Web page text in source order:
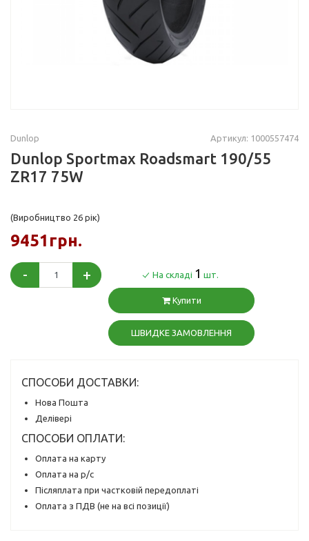
Dunlop Артикул: 1000557474
Dunlop Sportmax Roadsmart 190/55
ZR17 75W
(Виробництво 26 рік)
9451грн.
- + На складі 1 шт.
Купити
ШВИДКЕ ЗАМОВЛЕННЯ
СПОСОБИ ДОСТАВКИ:
Нова Пошта
Делівері
СПОСОБИ ОПЛАТИ:
Оплата на карту
Оплата на р/с
Післяплата при частковій передоплаті
Оплата з ПДВ (не на всі позиції)